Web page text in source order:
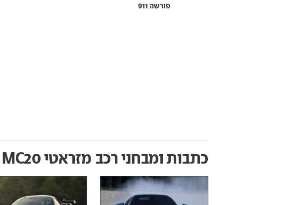
פורשה 911
כתבות ומבחני רכב מזראטי MC20